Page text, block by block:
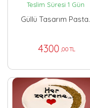
Teslim Süresi 1 Gün
Güllü Tasarım Pasta.
4300 ,00 TL